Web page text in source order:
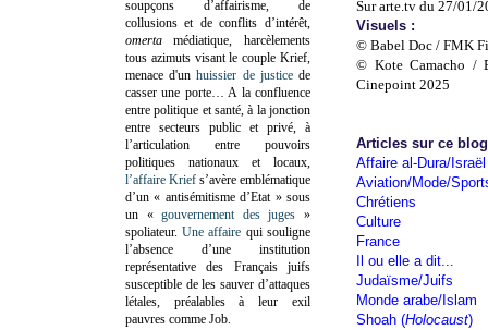
Sur arte.tv du 27/01/
Visuels :
© Babel Doc / FMK
© Kote Camacho /
Cinepoint 2025
Articles sur ce
Affaire al-Dura/Israël
Aviation/Mode/
Chrétiens
Culture
France
Il ou elle a dit...
Judaïsme/Juifs
Monde arabe/Islam
Shoah (Holocaust)
soupçons d’affairisme, de
collusions et de conflits d’intérêt,
omertamédiatique, harcèlements
tous azimuts visant le couple Krief,
menace d'unhuissier de justicede
casser une porte… A la confluence
entre politique et santé, à la jonction
entre secteurs public et privé, à
l’articulation entre pouvoirs
politiques nationaux et locaux,
l’affaire Krief s’avère emblématique
d’un « antisémitisme d’Etat » sous
un «gouvernement des juges »
spoliateur.Une affaire qui souligne
l’absence d’une institution
représentative des Français juifs
susceptible de les sauver d’attaques
létales, préalables à leur exil
pauvres comme Job.